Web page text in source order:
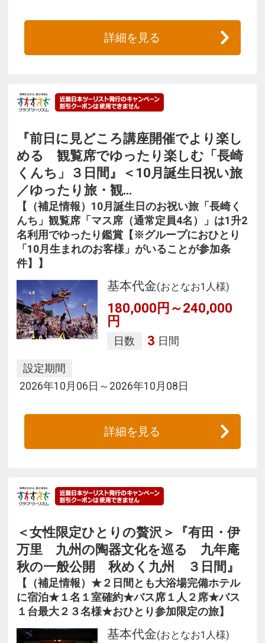
詳細を見る
『前日に見どころ講座開催でより楽し
める 観覧席でゆったり楽しむ「長崎
くんち」３日間』＜10月誕生日祝い旅
／ゆったり旅・観…
【（補足情報）10月誕生日のお祝い旅「長崎く
んち」観覧席「マス席（通常定員4名）」は1升2
名利用でゆったり鑑賞【※グループにおひとり
「10月生まれのお客様」がいることが参加条
件】】
基本代金(おとなお1人様)
180,000円～240,000
円
日数 3 日間
設定期間
2026年10月06日～2026年10月08日
詳細を見る
＜女性限定ひとりの贅沢＞『有田・伊
万里 九州の陶器文化を巡る 九年庵
秋の一般公開 秋めく九州 ３日間』
【（補足情報）★２日間とも大浴場完備ホテル
に宿泊★１名１室確約★バス席１人２席★バス
１台最大２３名様★おひとり参加限定の旅】
基本代金(おとなお1人様)